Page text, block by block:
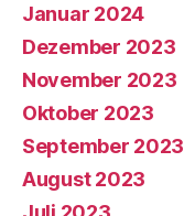
Januar 2024
Dezember 2023
November 2023
Oktober 2023
September 2023
August 2023